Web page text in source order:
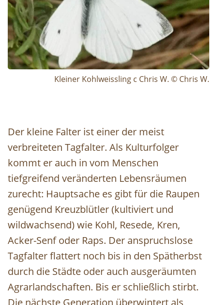
Kleiner Kohlweissling c Chris W. © Chris W.
Der kleine Falter ist einer der meist
verbreiteten Tagfalter. Als Kulturfolger
kommt er auch in vom Menschen
tiefgreifend veränderten Lebensräumen
zurecht: Hauptsache es gibt für die Raupen
genügend Kreuzblütler (kultiviert und
wildwachsend) wie Kohl, Resede, Kren,
Acker-Senf oder Raps. Der anspruchslose
Tagfalter flattert noch bis in den Spätherbst
durch die Städte oder auch ausgeräumten
Agrarlandschaften. Bis er schließlich stirbt.